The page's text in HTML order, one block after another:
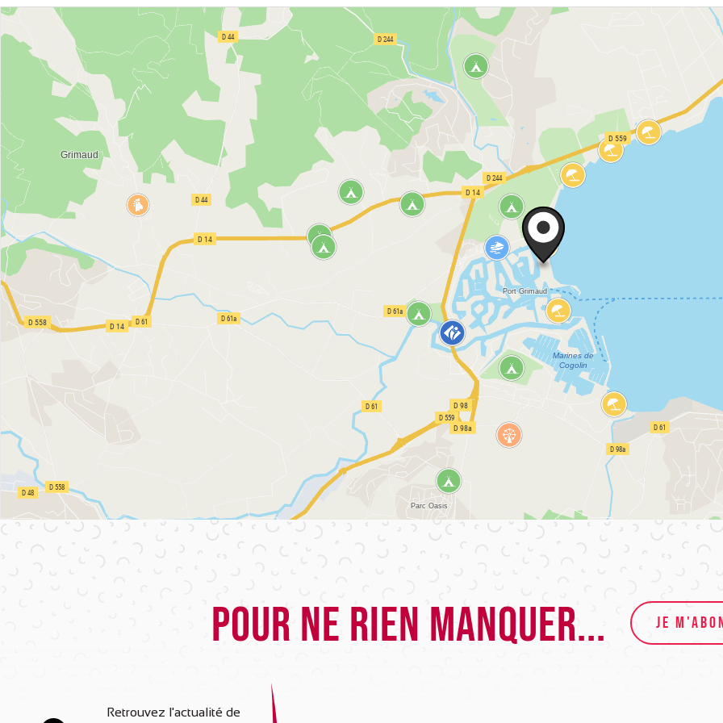
Pour ne rien manquer... JE
Retrouvez l'actualité de